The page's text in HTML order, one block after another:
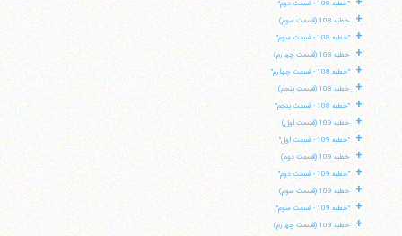
"خطبه 108 - قسمت دوم"
+ خطبه 108 (قسمت سوم)
+ "خطبه 108 - قسمت سوم"
+ خطبه 108 (قسمت چهارم)
+ "خطبه 108 - قسمت چهارم"
+ خطبه 108 (قسمت پنجم)
+ "خطبه 108 - قسمت پنجم"
+ خطبه 109 (قسمت اول)
+ "خطبه 109 - قسمت اول"
+ خطبه 109 (قسمت دوم)
+ "خطبه 109 - قسمت دوم"
+ خطبه 109 (قسمت سوم)
+ "خطبه 109 - قسمت سوم"
+ خطبه 109 (قسمت چهارم)